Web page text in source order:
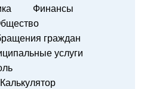
Финансы
граждан
услуги
Калькулятор